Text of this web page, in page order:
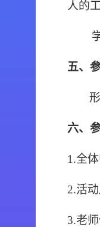
人的
五、
六、
1.全
2.活
3.老